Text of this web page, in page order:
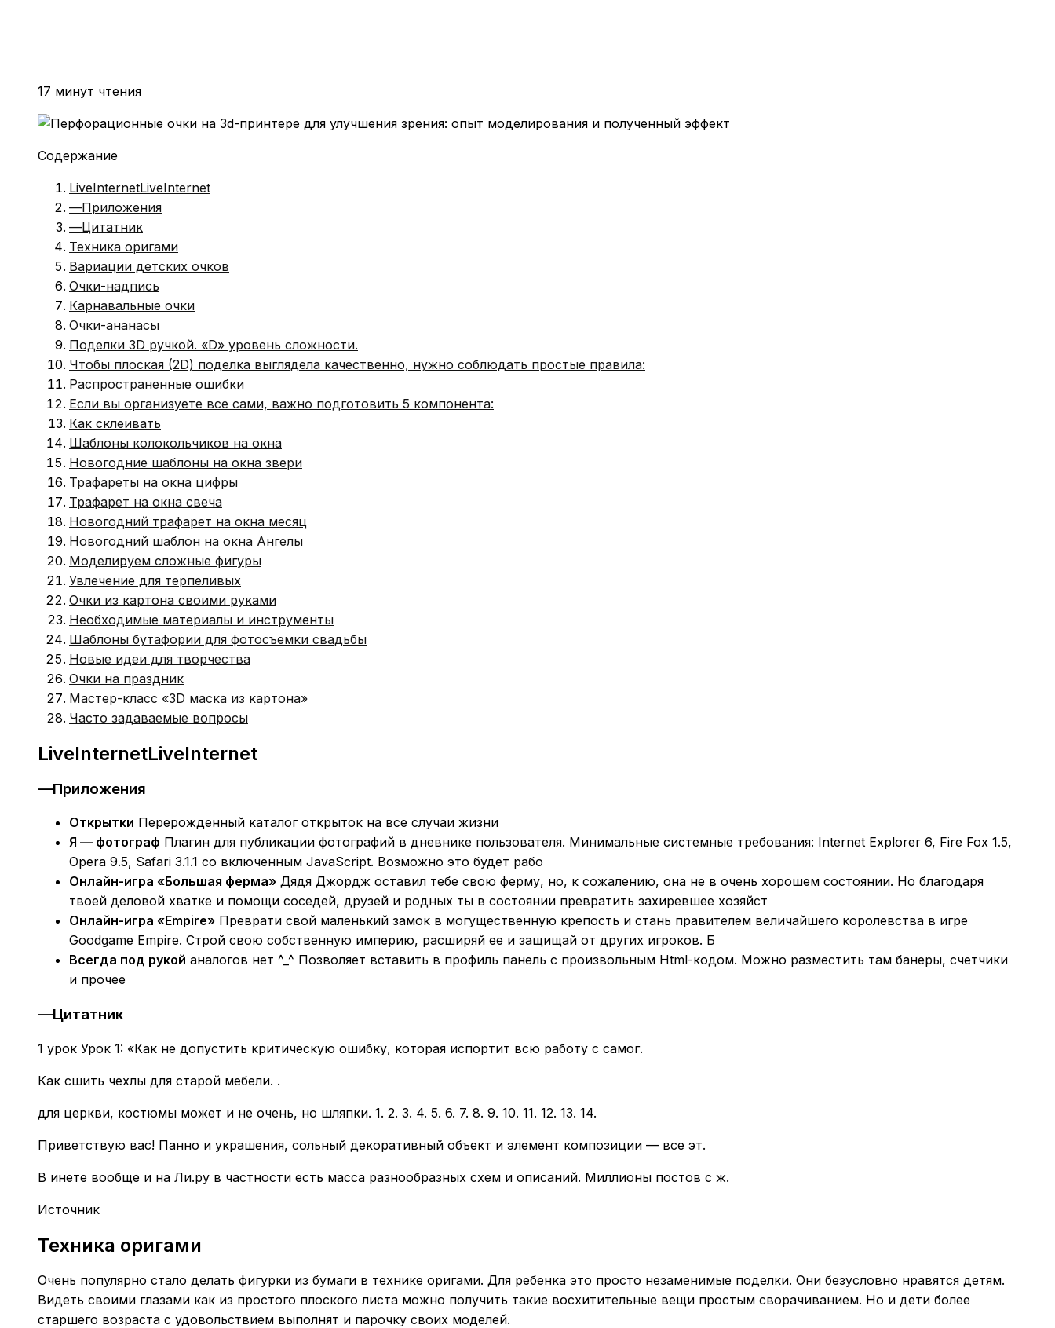
17 минут чтения
Содержание
LiveInternetLiveInternet
—Приложения
—Цитатник
Техника оригами
Вариации детских очков
Очки-надпись
Карнавальные очки
Очки-ананасы
Поделки 3D ручкой. «D» уровень сложности.
Чтобы плоская (2D) поделка выглядела качественно, нужно соблюдать простые правила:
Распространенные ошибки
Если вы организуете все сами, важно подготовить 5 компонента:
Как склеивать
Шаблоны колокольчиков на окна
Новогодние шаблоны на окна звери
Трафареты на окна цифры
Трафарет на окна свеча
Новогодний трафарет на окна месяц
Новогодний шаблон на окна Ангелы
Моделируем сложные фигуры
Увлечение для терпеливых
Очки из картона своими руками
Необходимые материалы и инструменты
Шаблоны бутафории для фотосъемки свадьбы
Новые идеи для творчества
Очки на праздник
Мастер-класс «3D маска из картона»
Часто задаваемые вопросы
LiveInternetLiveInternet
—Приложения
Открытки Перерожденный каталог открыток на все случаи жизни
Я — фотограф Плагин для публикации фотографий в дневнике пользователя. Минимальные системные требования: Internet Explorer 6, Fire Fox 1.5,
Opera 9.5, Safari 3.1.1 со включенным JavaScript. Возможно это будет рабо
Онлайн-игра «Большая ферма» Дядя Джордж оставил тебе свою ферму, но, к сожалению, она не в очень хорошем состоянии. Но благодаря
твоей деловой хватке и помощи соседей, друзей и родных ты в состоянии превратить захиревшее хозяйст
Онлайн-игра «Empire» Преврати свой маленький замок в могущественную крепость и стань правителем величайшего королевства в игре
Goodgame Empire. Строй свою собственную империю, расширяй ее и защищай от других игроков. Б
Всегда под рукой аналогов нет ^_^ Позволяет вставить в профиль панель с произвольным Html-кодом. Можно разместить там банеры, счетчики
и прочее
—Цитатник
1 урок Урок 1: «Как не допустить критическую ошибку, которая испортит всю работу с самог.
Как сшить чехлы для старой мебели. .
для церкви, костюмы может и не очень, но шляпки. 1. 2. 3. 4. 5. 6. 7. 8. 9. 10. 11. 12. 13. 14.
Приветствую вас! Панно и украшения, сольный декоративный объект и элемент композиции — все эт.
В инете вообще и на Ли.ру в частности есть масса разнообразных схем и описаний. Миллионы постов с ж.
Источник
Техника оригами
Очень популярно стало делать фигурки из бумаги в технике оригами. Для ребенка это просто незаменимые поделки. Они безусловно нравятся детям.
Видеть своими глазами как из простого плоского листа можно получить такие восхитительные вещи простым сворачиванием. Но и дети более
старшего возраста с удовольствием выполнят и парочку своих моделей.